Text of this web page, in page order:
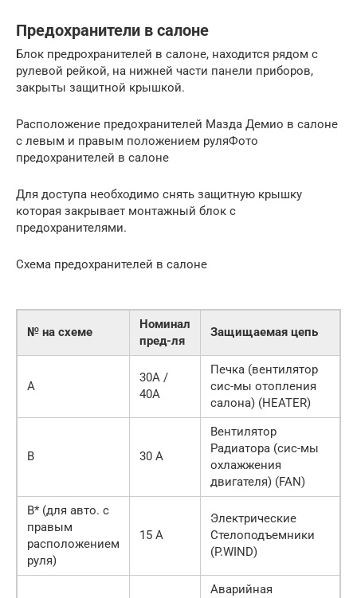
Предохранители в салоне
Блок предрохранителей в салоне, находится рядом с
рулевой рейкой, на нижней части панели приборов,
закрыты защитной крышкой.
Расположение предохранителей Мазда Демио в салоне
с левым и правым положением руляФото
предохранителей в салоне
Для доступа необходимо снять защитную крышку
которая закрывает монтажный блок с
предохранителями.
Схема предохранителей в салоне
№ на схеме
Номинал
пред-ля
Защищаемая цепь
A
30А /
40А
Печка (вентилятор
сис-мы отопления
салона) (HEATER)
B 30 А
Вентилятор
Радиатора (сис-мы
охлажжения
двигателя) (FAN)
B* (для авто. с
правым
расположением
руля)
15 А
Электрические
Стелоподъемники
(P.WIND)
Аварийная